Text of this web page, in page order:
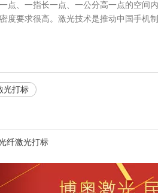
点、一指长一点、一公分高一点的空间
度要求很高。激光技术是推动中国手机
光打标
纤激光打标